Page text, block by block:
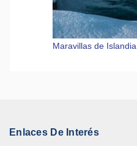
Maravillas de Islandia
Enlaces De Interés